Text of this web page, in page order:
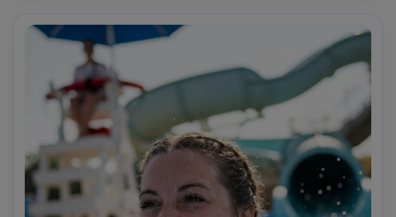
risoluzione- -ar 4:5